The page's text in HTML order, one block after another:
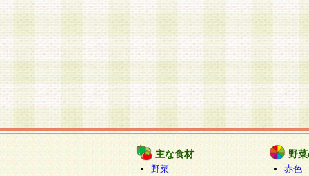
主な食材
野菜
野
赤色